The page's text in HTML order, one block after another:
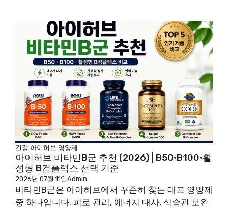
건강 아이허브 영양제
아이허브 비타민B군 추천 (2026) | B50·B100·활
성형 B컴플렉스 선택 기준
2026년 07월 11일Admin
비타민B군은 아이허브에서 꾸준히 찾는 대표 영양제
중 하나입니다. 피로 관리, 에너지 대사, 식습관 보완